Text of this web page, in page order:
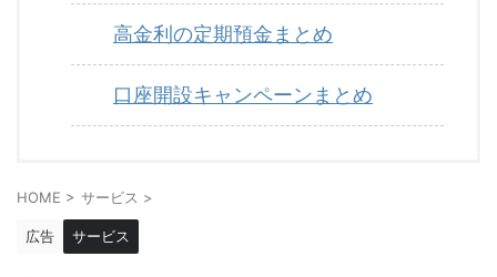
高金利の定期預金まとめ
口座開設キャンペーンまとめ
HOME > サービス >
広告 サービス